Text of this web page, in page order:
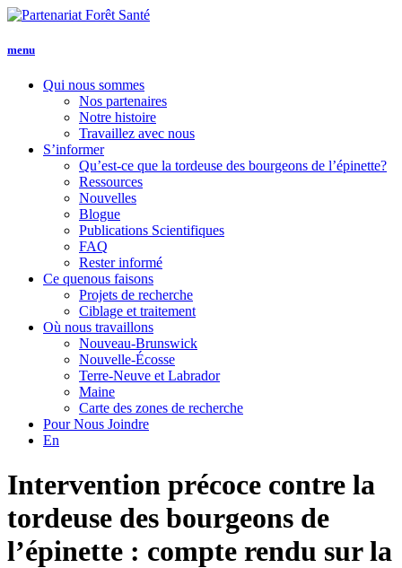
menu
Qui nous sommes
Nos partenaires
Notre histoire
Travaillez avec nous
S’informer
Qu’est-ce que la tordeuse des bourgeons de l’épinette?
Ressources
Nouvelles
Blogue
Publications Scientifiques
FAQ
Rester informé
Ce quenous faisons
Projets de recherche
Ciblage et traitement
Où nous travaillons
Nouveau-Brunswick
Nouvelle-Écosse
Terre-Neuve et Labrador
Maine
Carte des zones de recherche
Pour Nous Joindre
En
Intervention précoce contre la
tordeuse des bourgeons de
l’épinette : compte rendu sur la